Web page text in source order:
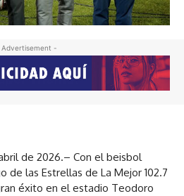
-
de 2026.– Con el beisbol
de las Estrellas de La Mejor 102.7
éxito en el estadio Teodoro